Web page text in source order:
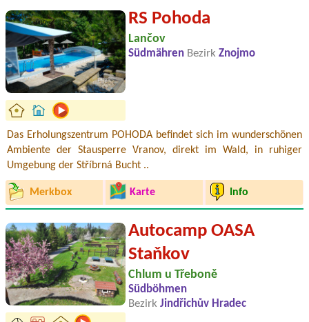
RS Pohoda
Lančov
Südmähren Bezirk Znojmo
Das Erholungszentrum POHODA befindet sich im wunderschönen
Ambiente der Stausperre Vranov, direkt im Wald, in ruhiger
Umgebung der Stříbrná Bucht ..
Merkbox Karte Info
Autocamp OASA
Staňkov
Chlum u Třeboně
Südböhmen
Bezirk Jindřichův Hradec